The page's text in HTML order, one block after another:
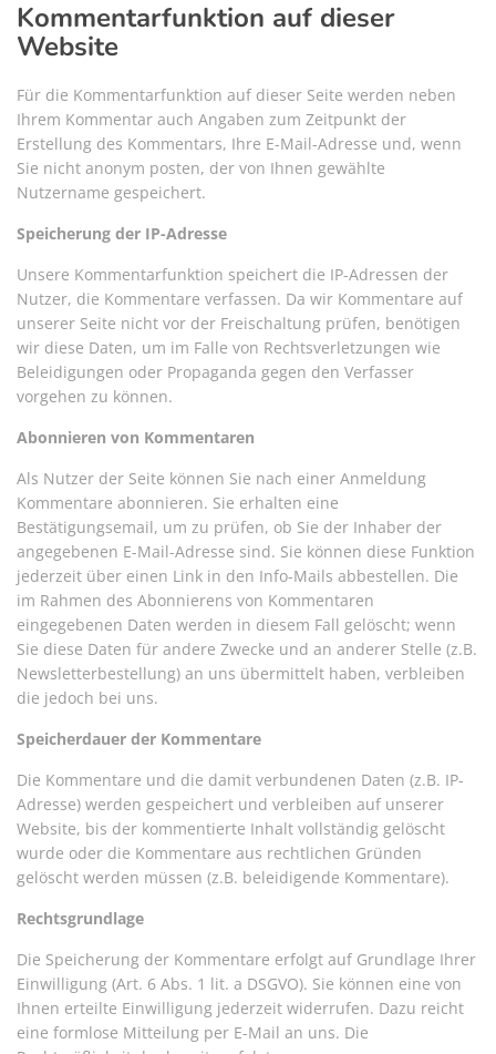
Kommentarfunktion auf dieser
Website
Für die Kommentarfunktion auf dieser Seite werden neben
Ihrem Kommentar auch Angaben zum Zeitpunkt der
Erstellung des Kommentars, Ihre E-Mail-Adresse und, wenn
Sie nicht anonym posten, der von Ihnen gewählte
Nutzername gespeichert.
Speicherung der IP-Adresse
Unsere Kommentarfunktion speichert die IP-Adressen der
Nutzer, die Kommentare verfassen. Da wir Kommentare auf
unserer Seite nicht vor der Freischaltung prüfen, benötigen
wir diese Daten, um im Falle von Rechtsverletzungen wie
Beleidigungen oder Propaganda gegen den Verfasser
vorgehen zu können.
Abonnieren von Kommentaren
Als Nutzer der Seite können Sie nach einer Anmeldung
Kommentare abonnieren. Sie erhalten eine
Bestätigungsemail, um zu prüfen, ob Sie der Inhaber der
angegebenen E-Mail-Adresse sind. Sie können diese Funktion
jederzeit über einen Link in den Info-Mails abbestellen. Die
im Rahmen des Abonnierens von Kommentaren
eingegebenen Daten werden in diesem Fall gelöscht; wenn
Sie diese Daten für andere Zwecke und an anderer Stelle (z.B.
Newsletterbestellung) an uns übermittelt haben, verbleiben
die jedoch bei uns.
Speicherdauer der Kommentare
Die Kommentare und die damit verbundenen Daten (z.B. IP-
Adresse) werden gespeichert und verbleiben auf unserer
Website, bis der kommentierte Inhalt vollständig gelöscht
wurde oder die Kommentare aus rechtlichen Gründen
gelöscht werden müssen (z.B. beleidigende Kommentare).
Rechtsgrundlage
Die Speicherung der Kommentare erfolgt auf Grundlage Ihrer
Einwilligung (Art. 6 Abs. 1 lit. a DSGVO). Sie können eine von
Ihnen erteilte Einwilligung jederzeit widerrufen. Dazu reicht
eine formlose Mitteilung per E-Mail an uns. Die